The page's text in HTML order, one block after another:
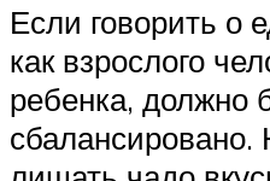
Если говорить о
как взрослого
ребенка, должно
сбалансировано.